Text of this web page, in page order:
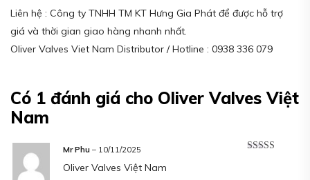
Liên hệ : Công ty TNHH TM KT Hưng Gia Phát để được hỗ trợ
giá và thời gian giao hàng nhanh nhất.
Oliver Valves Viet Nam Distributor / Hotline : 0938 336 079
Có 1 đánh giá cho Oliver Valves Việt
Nam
Mr Phu – 10/11/2025
Oliver Valves Việt Nam